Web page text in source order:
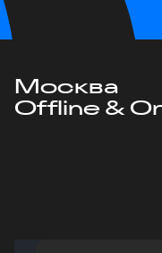
Москва
Offline &